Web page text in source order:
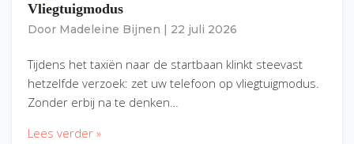
Vliegtuigmodus
Door Madeleine Bijnen 22 juli 2026
Tijdens het taxiën naar de startbaan klinkt steevast
hetzelfde verzoek: zet uw telefoon op vliegtuigmodus.
Zonder erbij na te denken…
Lees verder »